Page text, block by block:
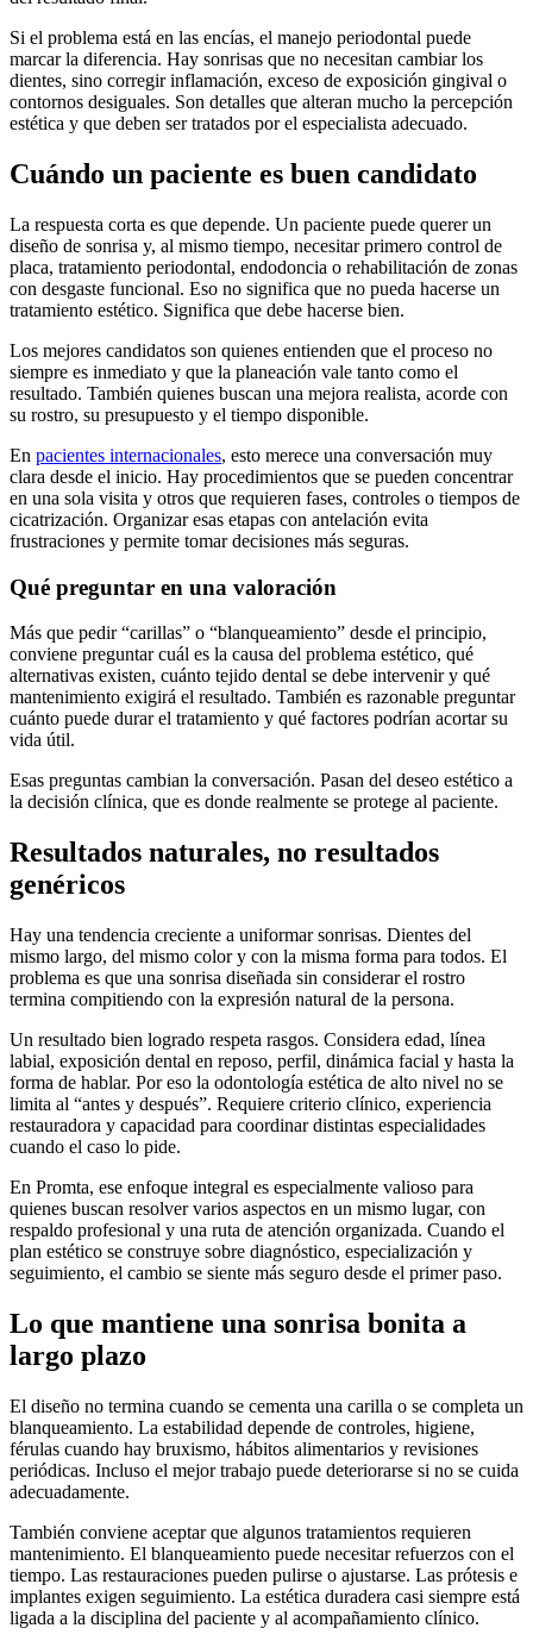
Si el problema está en las encías, el manejo periodontal puede
marcar la diferencia. Hay sonrisas que no necesitan cambiar los
dientes, sino corregir inflamación, exceso de exposición gingival o
contornos desiguales. Son detalles que alteran mucho la percepción
estética y que deben ser tratados por el especialista adecuado.
Cuándo un paciente es buen candidato
La respuesta corta es que depende. Un paciente puede querer un
diseño de sonrisa y, al mismo tiempo, necesitar primero control de
placa, tratamiento periodontal, endodoncia o rehabilitación de zonas
con desgaste funcional. Eso no significa que no pueda hacerse un
tratamiento estético. Significa que debe hacerse bien.
Los mejores candidatos son quienes entienden que el proceso no
siempre es inmediato y que la planeación vale tanto como el
resultado. También quienes buscan una mejora realista, acorde con
su rostro, su presupuesto y el tiempo disponible.
En pacientes internacionales, esto merece una conversación muy
clara desde el inicio. Hay procedimientos que se pueden concentrar
en una sola visita y otros que requieren fases, controles o tiempos de
cicatrización. Organizar esas etapas con antelación evita
frustraciones y permite tomar decisiones más seguras.
Qué preguntar en una valoración
Más que pedir “carillas” o “blanqueamiento” desde el principio,
conviene preguntar cuál es la causa del problema estético, qué
alternativas existen, cuánto tejido dental se debe intervenir y qué
mantenimiento exigirá el resultado. También es razonable preguntar
cuánto puede durar el tratamiento y qué factores podrían acortar su
vida útil.
Esas preguntas cambian la conversación. Pasan del deseo estético a
la decisión clínica, que es donde realmente se protege al paciente.
Resultados naturales, no resultados
genéricos
Hay una tendencia creciente a uniformar sonrisas. Dientes del
mismo largo, del mismo color y con la misma forma para todos. El
problema es que una sonrisa diseñada sin considerar el rostro
termina compitiendo con la expresión natural de la persona.
Un resultado bien logrado respeta rasgos. Considera edad, línea
labial, exposición dental en reposo, perfil, dinámica facial y hasta la
forma de hablar. Por eso la odontología estética de alto nivel no se
limita al “antes y después”. Requiere criterio clínico, experiencia
restauradora y capacidad para coordinar distintas especialidades
cuando el caso lo pide.
En Promta, ese enfoque integral es especialmente valioso para
quienes buscan resolver varios aspectos en un mismo lugar, con
respaldo profesional y una ruta de atención organizada. Cuando el
plan estético se construye sobre diagnóstico, especialización y
seguimiento, el cambio se siente más seguro desde el primer paso.
Lo que mantiene una sonrisa bonita a
largo plazo
El diseño no termina cuando se cementa una carilla o se completa un
blanqueamiento. La estabilidad depende de controles, higiene,
férulas cuando hay bruxismo, hábitos alimentarios y revisiones
periódicas. Incluso el mejor trabajo puede deteriorarse si no se cuida
adecuadamente.
También conviene aceptar que algunos tratamientos requieren
mantenimiento. El blanqueamiento puede necesitar refuerzos con el
tiempo. Las restauraciones pueden pulirse o ajustarse. Las prótesis e
implantes exigen seguimiento. La estética duradera casi siempre está
ligada a la disciplina del paciente y al acompañamiento clínico.